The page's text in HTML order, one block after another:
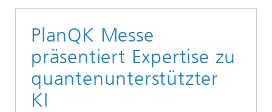
PlanQK Messe
präsentiert Expertise zu
quantenunterstützter
KI